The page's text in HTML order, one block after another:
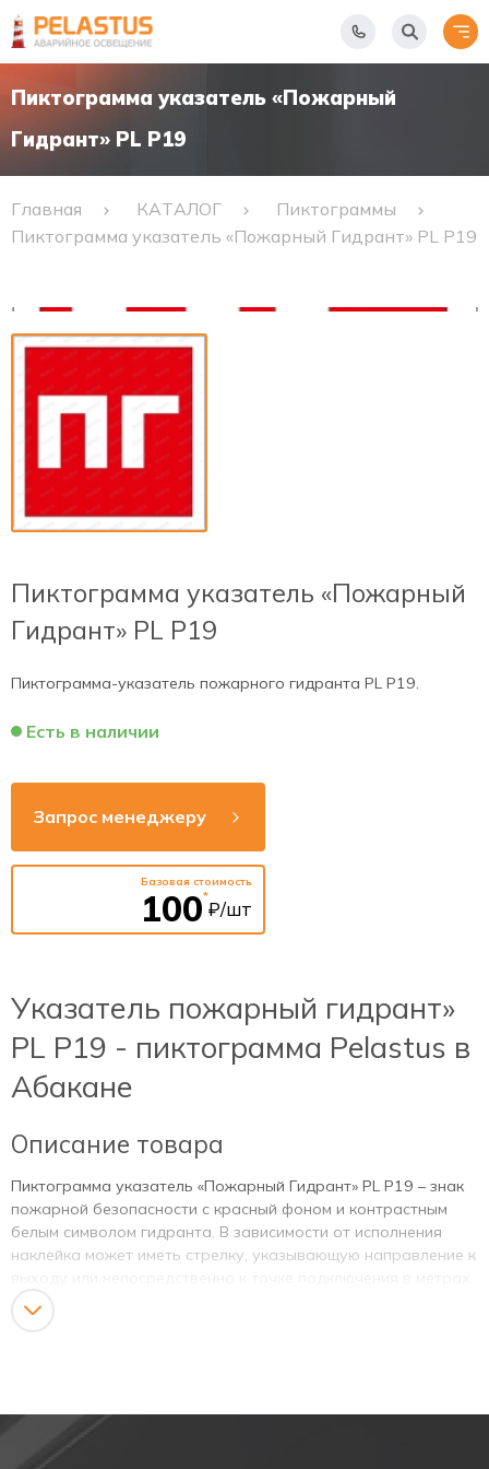
Пиктограмма указатель «Пожарный
Гидрант» PL P19
Главная КАТАЛОГ
Пиктограммы
Пиктограмма указатель «Пожарный Гидрант» PL P19
Пиктограмма указатель «Пожарный
Гидрант» PL P19
Пиктограмма-указатель пожарного гидранта PL P19.
Есть в наличии
Запрос менеджеру
Базовая стоимость
100*
₽/шт
Указатель пожарный гидрант»
PL P19 - пиктограмма Pelastus в
Абакане
Описание товара
Пиктограмма указатель «Пожарный Гидрант» PL P19 – знак
пожарной безопасности с красный фоном и контрастным
белым символом гидранта. В зависимости от исполнения
наклейка может иметь стрелку, указывающую направление к
службам эксплуатации и пожарным расчётам мгновенно
ориентироваться и сокращает время до подачи воды. Такие
таблички используют в зданиях и сооружениях разных